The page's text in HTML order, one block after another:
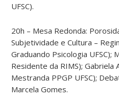
UFSC).
20h – Mesa Redonda:
Subjetividade e Cultura –
Graduando Psicologia UFSC);
Residente da RIMS); Gabriela
Mestranda PPGP UFSC);
Marcela Gomes.